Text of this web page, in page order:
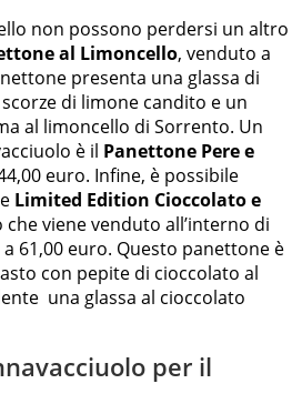
non possono perdersi un altro
al Limoncello, venduto a
presenta una glassa di
di limone candito e un
al limoncello di Sorrento. Un
è il Panettone Pere e
euro. Infine, è possibile
Limited Edition Cioccolato e
che viene venduto all’interno di
61,00 euro. Questo panettone è
con pepite di cioccolato al
una glassa al cioccolato
per il